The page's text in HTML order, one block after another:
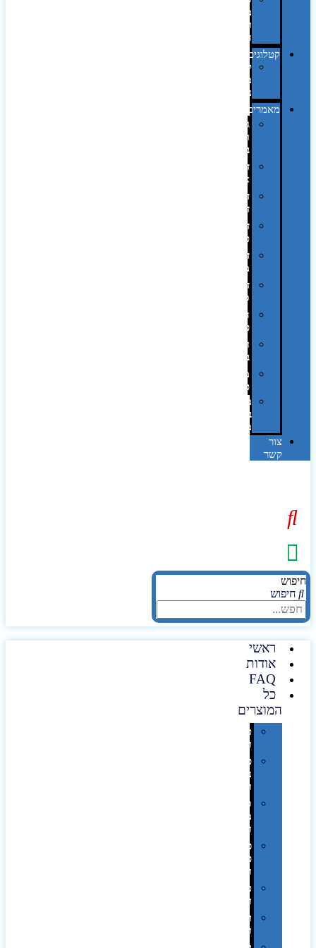
מחשב
וציוד
היקפי
קטלוגים
קטלוג
מוצרי
נייר
מאמרים
גימורים
והשבחות
בדפוס
דפוס
אופסט
דפוס
דיגיטלי
דפוס
טמפון
דפוס
משי
דפוס
סובלימציה
הדפס
פרוצס
חריטה
בלייזר
מהו
פנטון?
מיתוג
באמצעות
מדבקות
צור
קשר
חיפוש
ראשי
אודות
FAQ
כל
המוצרים
טכנולוגיה
וגאדג'טים
פנאי,
נופש
ונסיעות
סביבת
משרד
ופרימיום
כלים,
פנסים
ורכב
טקסטיל
וחורף
תיקים
ומזוודות